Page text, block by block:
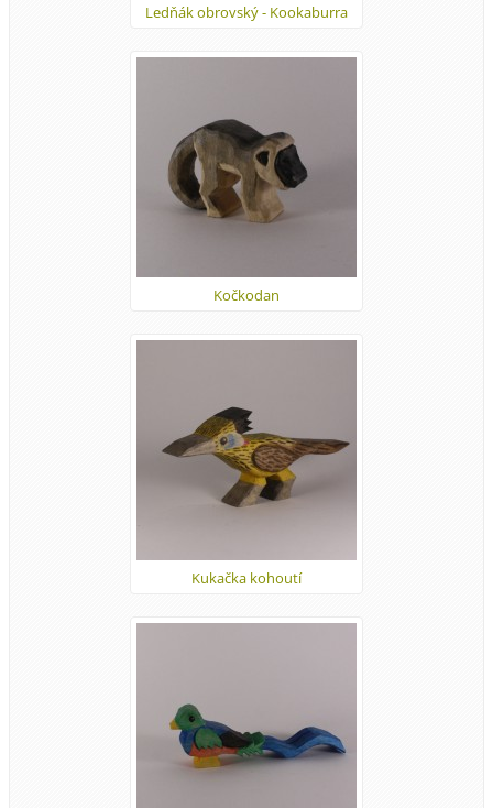
Ledňák obrovský - Kookaburra
Kočkodan
Kukačka kohoutí